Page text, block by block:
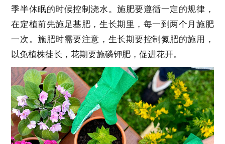
季半休眠的时候控制浇水。施肥要遵循一定的规律，
在定植前先施足基肥，生长期里，每一到两个月施肥
一次。施肥时需要注意，生长期要控制氮肥的施用，
以免植株徒长，花期要施磷钾肥，促进花开。